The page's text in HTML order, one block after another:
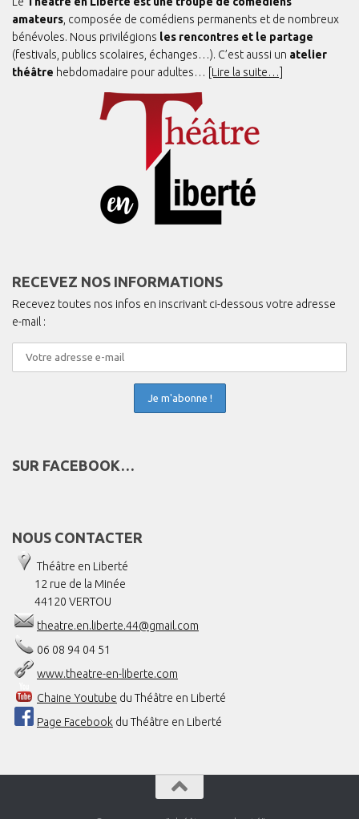
amateurs, composée de comédiens permanents et de nombreux
bénévoles. Nous privilégions les rencontres et le partage
(festivals, publics scolaires, échanges…). C’est aussi un atelier
théâtre hebdomadaire pour adultes… [Lire la suite…]
RECEVEZ NOS INFORMATIONS
Recevez toutes nos infos en inscrivant ci-dessous votre adresse
e-mail :
SUR FACEBOOK…
NOUS CONTACTER
Théâtre en Liberté
12 rue de la Minée
44120 VERTOU
theatre.en.liberte.44@gmail.com
06 08 94 04 51
www.theatre-en-liberte.com
Chaine Youtube du Théâtre en Liberté
Page Facebook du Théâtre en Liberté